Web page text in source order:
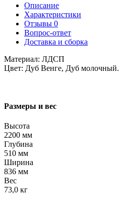
Описание
Характеристики
Отзывы 0
Вопрос-ответ
Доставка и сборка
Материал: ЛДСП
Цвет: Дуб Венге, Дуб молочный.
Размеры и вес
Высота
2200 мм
Глубина
510 мм
Ширина
836 мм
Вес
73,0 кг